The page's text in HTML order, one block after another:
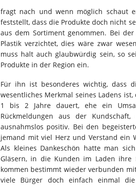
fragt nach und wenn möglich schaut
feststellt, dass die Produkte doch nicht
aus dem Sortiment genommen. Bei
Plastik verzichtet, dies wäre zwar
muss halt auch glaubwürdig sein, so
Produkte in der Region ein.
Für ihn ist besonderes wichtig, dass
wesentliches Merkmal seines Ladens
1 bis 2 Jahre dauert, ehe ein
Rückmeldungen aus der
ausnahmslos positiv. Bei den
jemand mit viel Herz und Verstand ein
Als kleines Dankeschön hatte man
Gläsern, in die Kunden im Laden ihre
kommen bestimmt wieder verbunden
viele Bürger doch einfach einmal